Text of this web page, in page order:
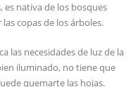
es nativa de los bosques
copas de los árboles.
las necesidades de luz de la
iluminado, no tiene que
quemarte las hojas.